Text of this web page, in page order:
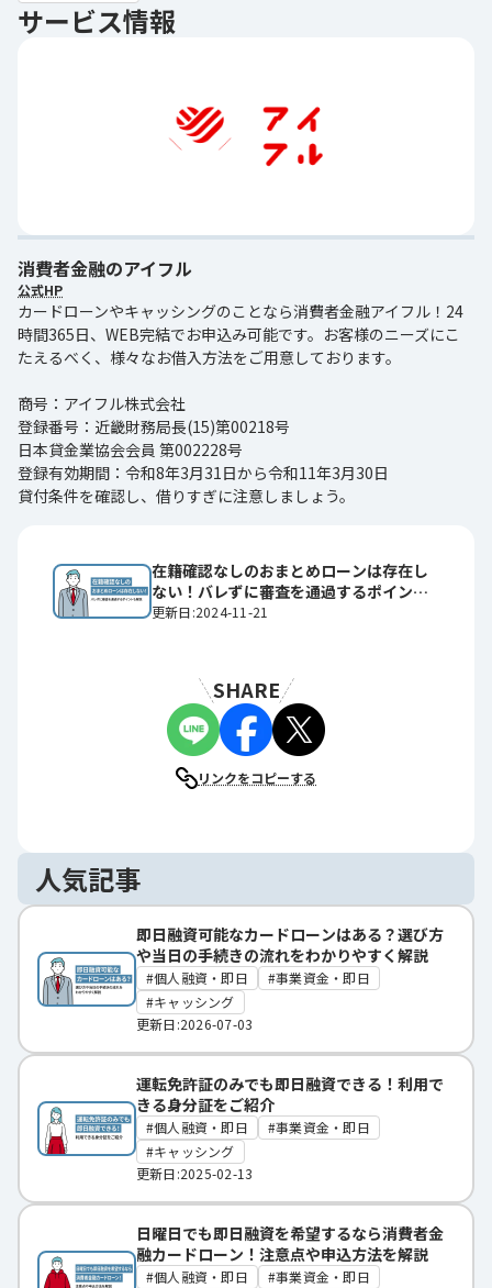
サービス情報
消費者金融のアイフル
公式HP
カードローンやキャッシングのことなら消費者金融アイフル！24
時間365日、WEB完結でお申込み可能です。お客様のニーズにこ
たえるべく、様々なお借入方法をご用意しております。
商号：アイフル株式会社
登録番号：近畿財務局長(15)第00218号
日本貸金業協会会員 第002228号
登録有効期間：令和8年3月31日から令和11年3月30日
貸付条件を確認し、借りすぎに注意しましょう。
在籍確認なしのおまとめローンは存在し
ない！バレずに審査を通過するポイント
も解説
更新日:2024-11-21
SHARE
リンクをコピーする
人気記事
即日融資可能なカードローンはある？選び方
や当日の手続きの流れをわかりやすく解説
個人融資・即日
事業資金・即日
キャッシング
更新日:2026-07-03
運転免許証のみでも即日融資できる！利用で
きる身分証をご紹介
個人融資・即日
事業資金・即日
キャッシング
更新日:2025-02-13
日曜日でも即日融資を希望するなら消費者金
融カードローン！注意点や申込方法を解説
個人融資・即日
事業資金・即日